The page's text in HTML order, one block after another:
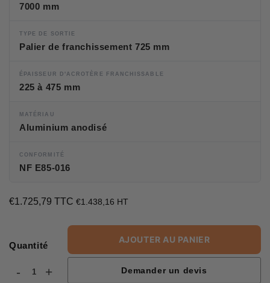
7000 mm
TYPE DE SORTIE
Palier de franchissement 725 mm
ÉPAISSEUR D'ACROTÈRE FRANCHISSABLE
225 à 475 mm
MATÉRIAU
Aluminium anodisé
CONFORMITÉ
NF E85-016
€1.725,79 TTC €1.725,79
€1.438,16 HT
Quantité
- +
AJOUTER AU PANIER
Demander un devis